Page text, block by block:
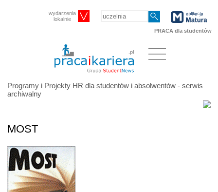
wydarzenia
lokalnie
PRACA dla studentów
Programy i Projekty HR dla studentów i absolwentów - serwis
archiwalny
MOST